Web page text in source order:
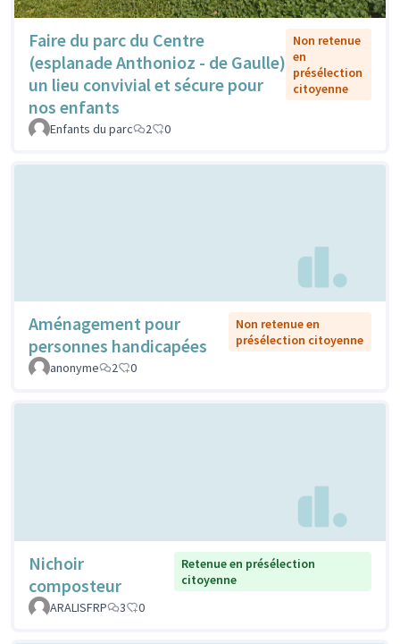
Faire du parc du Centre
(esplanade Anthonioz - de Gaulle)
un lieu convivial et sécure pour
nos enfants
Non retenue
en
présélection
citoyenne
Enfants du parc 2 0
Aménagement pour
personnes handicapées
Non retenue en
présélection citoyenne
anonyme
2 0
Nichoir
composteur
Retenue en présélection
citoyenne
ARALISFRP
3 0